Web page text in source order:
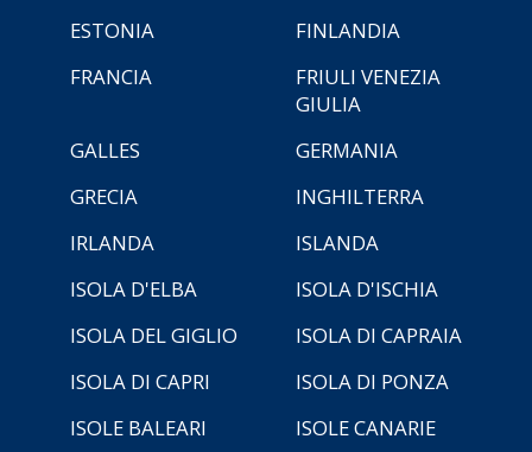
ESTONIA
FINLANDIA
FRANCIA
FRIULI VENEZIA
GIULIA
GALLES
GERMANIA
GRECIA
INGHILTERRA
IRLANDA
ISLANDA
ISOLA D'ELBA
ISOLA D'ISCHIA
ISOLA DEL GIGLIO
ISOLA DI CAPRAIA
ISOLA DI CAPRI
ISOLA DI PONZA
ISOLE BALEARI
ISOLE CANARIE